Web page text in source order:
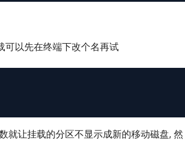
可以先在终端下改个名再试
就让挂载的分区不显示成新的移动磁盘, 然